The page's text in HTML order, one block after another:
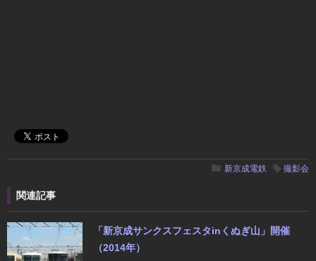
新京成電鉄 撮影会
関連記事
「新京成サンクスフェスタinくぬぎ山」開催
（2014年）